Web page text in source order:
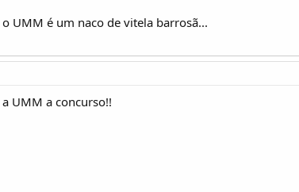
UMM é um naco de vitela barrosã...
UMM a concurso!!